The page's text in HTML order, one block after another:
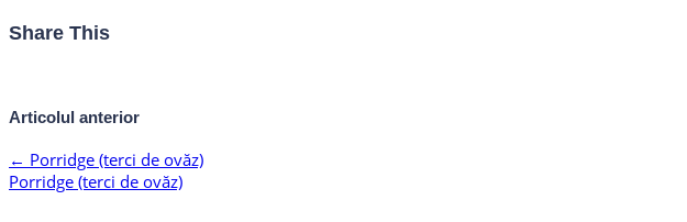
Share This
Articolul anterior
← Porridge (terci de ovăz)
Porridge (terci de ovăz)